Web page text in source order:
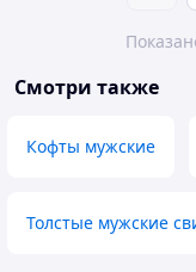
Смотри также
Кофты мужские
Толстые мужские